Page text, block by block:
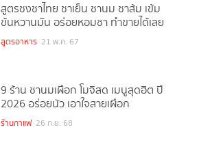
สูตรชงชาไทย ชาเย็น ชานม ชาส้ม เข้ม
ข้นหวานมัน อร่อยหอมชา ทำขายได้เลย
สูตรอาหาร 21 พ.ค. 67
9 ร้าน ชานมเผือก โมจิสด เมนูสุดฮิต ปี
2026 อร่อยนัว เอาใจสายเผือก
ร้านกาแฟ 26 ก.ย. 68